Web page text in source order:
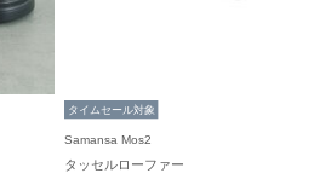
タイムセール対象
Samansa Mos2
タッセルローファー